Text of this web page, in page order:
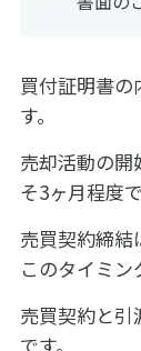
買付証明書
す。
売却活動の開
そ3ヶ月程度で
売買契約締結
このタイミン
売買契約と引
です。